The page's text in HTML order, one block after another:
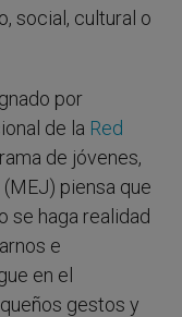
social, cultural o
por
de la Red
de jóvenes,
piensa que
se haga realidad
e
en el
gestos y